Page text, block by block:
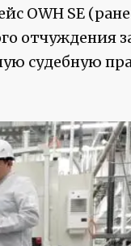
OWH SE
отчуждения
судебную